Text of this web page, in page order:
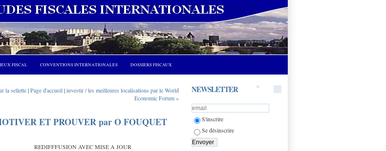
FISCAL CONVENTIONS INTERNATIONALES DOSSIERS FISCAUX
NEWSLETTER
S'inscrire
Se désinscrire
la sellette|Page d'accueil|investir / les meilleures localisations par le World
Economic Forum »
ET PROUVER par O FOUQUET
REDIFFFUSION AVEC MISE A JOUR